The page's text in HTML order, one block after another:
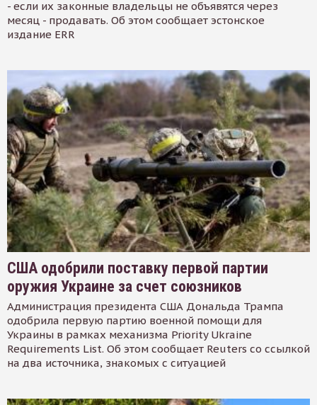
- если их законные владельцы не объявятся через
месяц - продавать. Об этом сообщает эстонское
издание ERR
США одобрили поставку первой партии
оружия Украине за счет союзников
Администрация президента США Дональда Трампа
одобрила первую партию военной помощи для
Украины в рамках механизма Priority Ukraine
Requirements List. Об этом сообщает Reuters со ссылкой
на два источника, знакомых с ситуацией